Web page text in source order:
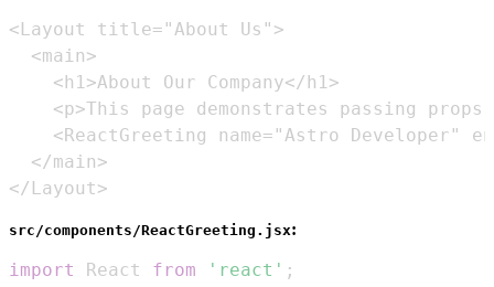
</Layout>
src/components/ReactGreeting.jsx:
import React from 'react' ;